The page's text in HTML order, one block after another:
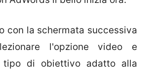
con la schermata successiva
l'opzione video e
tipo di obiettivo adatto alla